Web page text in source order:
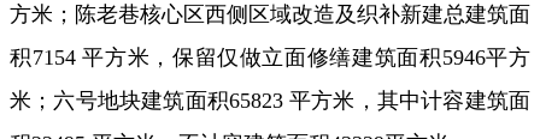
方米；陈老巷核心区西侧区域改造及织补新建总建筑面
积7154 平方米，保留仅做立面修缮建筑面积5946平方
米；六号地块建筑面积65823 平方米，其中计容建筑面